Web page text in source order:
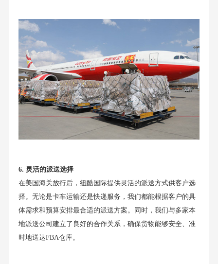
6. 灵活的派送选择
在美国海关放行后，纽酷国际提供灵活的派送方式供客户选
择。无论是卡车运输还是快递服务，我们都能根据客户的具
体需求和预算安排最合适的派送方案。同时，我们与多家本
地派送公司建立了良好的合作关系，确保货物能够安全、准
时地送达FBA仓库。